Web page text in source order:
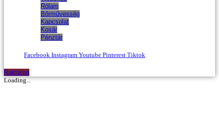
Rólam
Bőrművesség
Kapcsolat
Kosár
Pénztár
Facebook Instagram Youtube Pinterest Tiktok
Raktáron
Loading...